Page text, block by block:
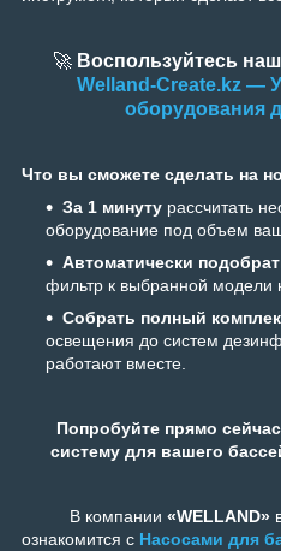
🚀 Воспользуйтесь
Welland-Create.kz —
оборудования
Что вы сможете сделать на
За 1 минуту рассчитать
оборудование под объем
Автоматически
фильтр к выбранной модели
Собрать полный
освещения до систем
работают вместе.
Попробуйте прямо
систему для вашего
В компании «WELLAND»
ознакомится с Насосами для